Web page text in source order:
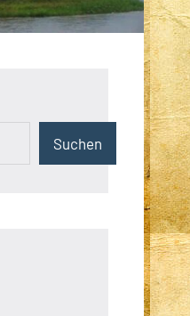
Suchen